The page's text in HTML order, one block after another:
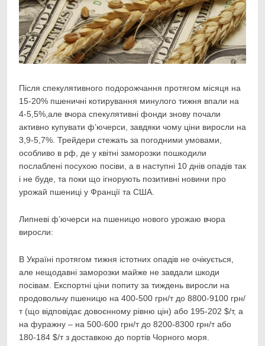
Після спекулятивного подорожчання протягом місяця на
15-20% пшеничні котирування минулого тижня впали на
4-5,5%,але вчора спекулятивні фонди знову почали
активно купувати ф’ючерси, завдяки чому ціни виросли на
3,9-5,7%. Трейдери стежать за погодними умовами,
особливо в рф, де у квітні заморозки пошкодили
послаблені посухою посіви, а в наступні 10 днів опадів так
і не буде, та поки що ігнорують позитивні новини про
урожай пшениці у Франції та США.
Липневі ф’ючерси на пшеницю нового урожаю вчора
виросли:
В Україні протягом тижня істотних опадів не очікується,
але нещодавні заморозки майже не завдали шкоди
посівам. Експортні ціни попиту за тиждень виросли на
продовольчу пшеницю на 400-500 грн/т до 8800-9100 грн/
т (що відповідає довоєнному рівню цін) або 195-202 $/т, а
на фуражну – на 500-600 грн/т до 8200-8300 грн/т або
180-184 $/т з доставкою до портів Чорного моря.